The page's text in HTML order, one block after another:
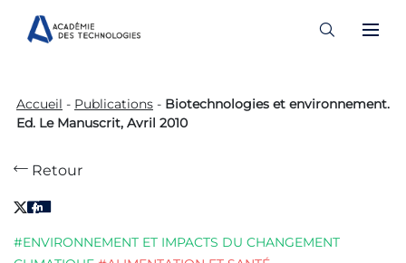
content
Accueil - Publications - Biotechnologies et environnement.
Ed. Le Manuscrit, Avril 2010
Retour
#ENVIRONNEMENT ET IMPACTS DU CHANGEMENT